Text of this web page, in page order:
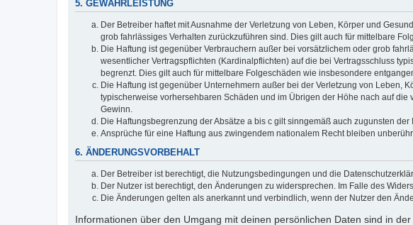
5. GEWÄHRLEISTUNG
Der Betreiber haftet mit Ausnahme der Verletzung von Leben, Körper und
grob fahrlässiges Verhalten zurückzuführen sind. Dies gilt auch für mittelbare
Die Haftung ist gegenüber Verbrauchern außer bei vorsätzlichem oder grob
wesentlicher Vertragspflichten (Kardinalpflichten) auf die bei Vertragsschluss
begrenzt. Dies gilt auch für mittelbare Folgeschäden wie insbesondere
Die Haftung ist gegenüber Unternehmern außer bei der Verletzung von Leben,
typischerweise vorhersehbaren Schäden und im Übrigen der Höhe nach auf
Gewinn.
Die Haftungsbegrenzung der Absätze a bis c gilt sinngemäß auch zugunsten
Ansprüche für eine Haftung aus zwingendem nationalem Recht bleiben
6. ÄNDERUNGSVORBEHALT
Der Betreiber ist berechtigt, die Nutzungsbedingungen und die
Der Nutzer ist berechtigt, den Änderungen zu widersprechen. Im Falle des
Die Änderungen gelten als anerkannt und verbindlich, wenn der Nutzer den
Informationen über den Umgang mit deinen persönlichen Daten sind in